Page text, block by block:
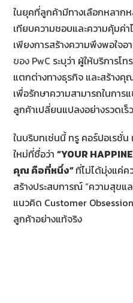
ในยุคที่ลูกค้ามีทางเลือกหลาก
เทียบความชอบและความคุ้มค่
เพียงการสร้างความพึงพอใจ
ของ PwC ระบุว่า ผู้ให้บริการโ
แตกต่างทางธุรกิจ และสร้างคุ
เพื่อรักษาความสามารถในกา
ลูกค้าเปลี่ยนแปลงอย่างรวดเร็ว
ในบริบทเช่นนี้ ทรู คอร์ปอเรชั่
ใหม่ที่ชื่อว่า“YOUR
คุณ คือที่หนึ่ง”ที่ไม่ได้มุ่งแค่
สร้างประสบการณ์ “ความสุขแ
แนวคิด Customer
ลูกค้าอย่างแท้จริง